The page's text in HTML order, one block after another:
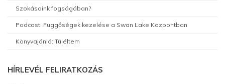
Szokásaink fogságában?
Podcast: Függőségek kezelése a Swan Lake Központban
Könyvajánló: Túléltem
HÍRLEVÉL FELIRATKOZÁS